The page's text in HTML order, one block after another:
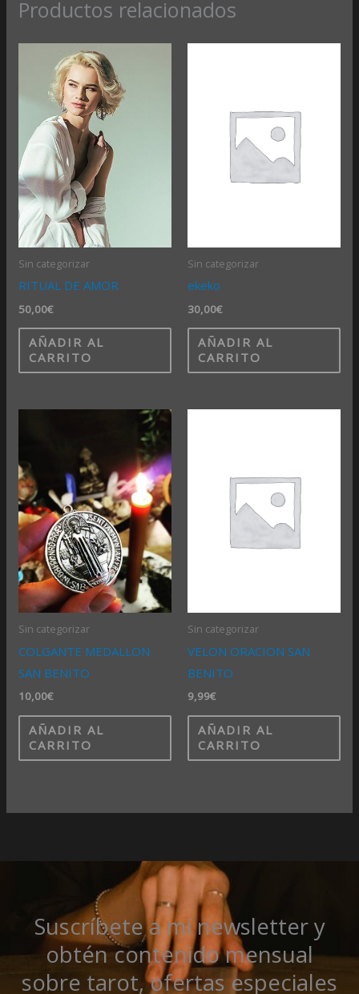
Productos relacionados
Sin categorizar
RITUAL DE AMOR
50,00€
AÑADIR AL
CARRITO
Sin categorizar
ekeko
30,00€
AÑADIR AL
CARRITO
Sin categorizar
COLGANTE MEDALLON
SAN BENITO
10,00€
AÑADIR AL
CARRITO
Sin categorizar
VELON ORACION SAN
BENITO
9,99€
AÑADIR AL
CARRITO
Suscríbete a mi newsletter y
obtén contenido mensual
sobre tarot, ofertas especiales